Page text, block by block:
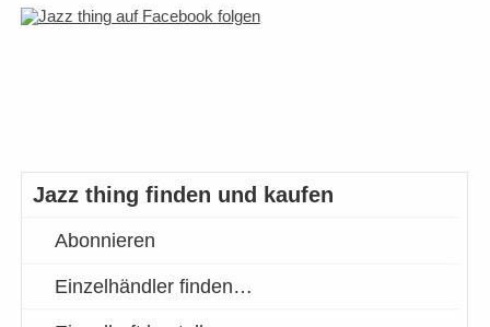
Jazz thing finden und kaufen
Abonnieren
Einzelhändler finden…